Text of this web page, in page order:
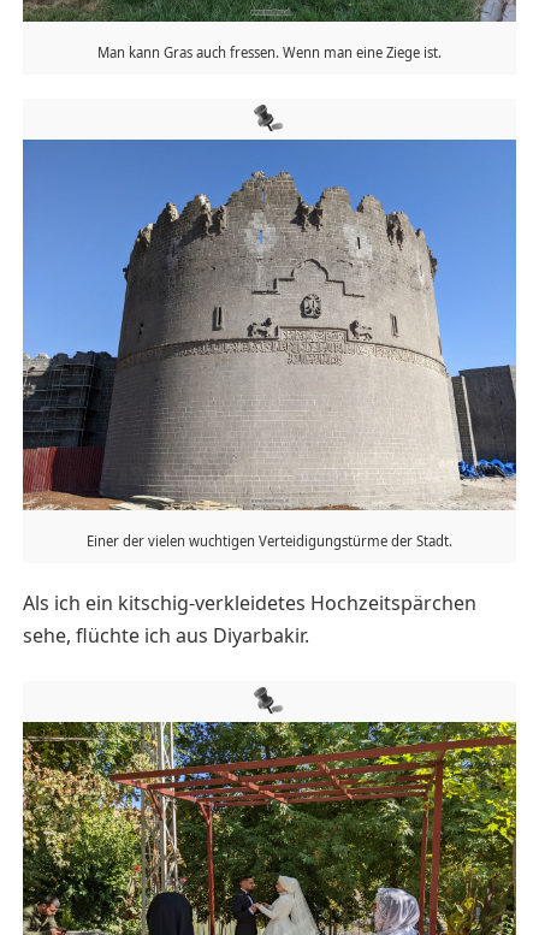
Man kann Gras auch fressen. Wenn man eine Ziege ist.
Einer der vielen wuchtigen Verteidigungstürme der Stadt.
Als ich ein kitschig-verkleidetes Hochzeitspärchen
sehe, flüchte ich aus Diyarbakir.